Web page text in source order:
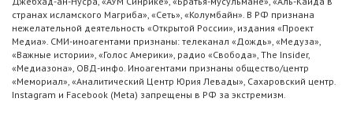
странах исламского Магриба», «Сеть», «Колумбайн». В РФ признана
нежелательной деятельность «Открытой России», издания «Проект
Медиа». СМИ-иноагентами признаны: телеканал «Дождь», «Медуза»,
«Важные истории», «Голос Америки», радио «Свобода», The Insider,
«Медиазона», ОВД-инфо. Иноагентами признаны общество/центр
«Мемориал», «Аналитический Центр Юрия Левады», Сахаровский центр.
Instagram и Facebook (Metа) запрещены в РФ за экстремизм.